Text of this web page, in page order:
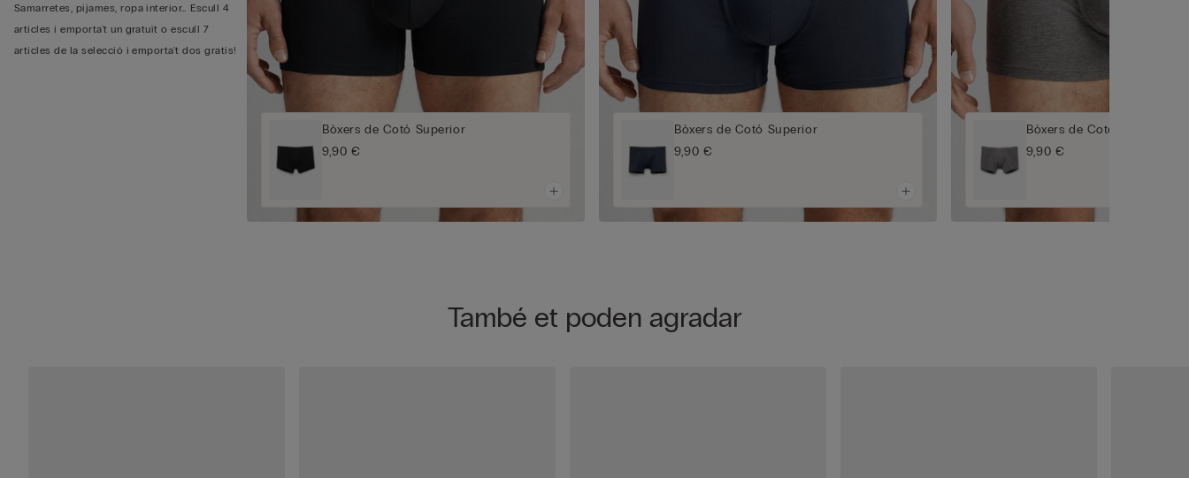
Samarretes, pijames, ropa interior… Escull 4
articles i emporta't un gratuït o escull 7
articles de la selecció i emporta't dos gratis!
Bòxers de Cotó Superior
9,90 €
Bòxers de Cotó Superior
9,90 €
Bòxers de Cotó Superior
9,90 €
També et poden agradar